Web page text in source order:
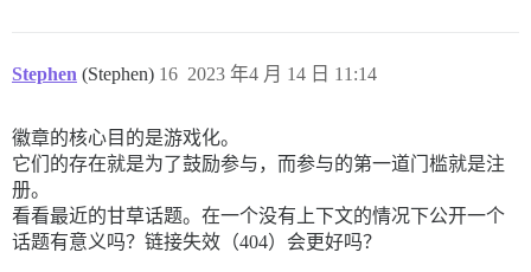
Stephen (Stephen) 2023 年4 月 14 日 11:14
16
徽章的核心目的是游戏化。
它们的存在就是为了鼓励参与，而参与的第一道门槛就是注
册。
看看最近的甘草话题。在一个没有上下文的情况下公开一个
话题有意义吗？链接失效（404）会更好吗？